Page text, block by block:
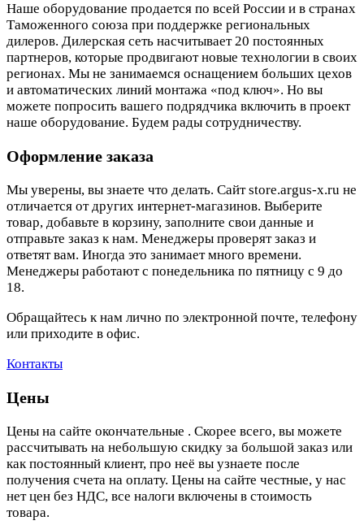
Наше оборудование продается по всей России и в странах
Таможенного союза при поддержке региональных
дилеров. Дилерская сеть насчитывает 20 постоянных
партнеров, которые продвигают новые технологии в своих
регионах. Мы не занимаемся оснащением больших цехов
и автоматических линий монтажа «под ключ». Но вы
можете попросить вашего подрядчика включить в проект
наше оборудование. Будем рады сотрудничеству.
Оформление заказа
Мы уверены, вы знаете что делать. Сайт store.argus-x.ru не
отличается от других интернет-магазинов. Выберите
товар, добавьте в корзину, заполните свои данные и
отправьте заказ к нам. Менеджеры проверят заказ и
ответят вам. Иногда это занимает много времени.
Менеджеры работают с понедельника по пятницу с 9 до
18.
Обращайтесь к нам лично по электронной почте, телефону
или приходите в офис.
Контакты
Цены
Цены на сайте окончательные . Скорее всего, вы можете
рассчитывать на небольшую скидку за большой заказ или
как постоянный клиент, про неё вы узнаете после
получения счета на оплату. Цены на сайте честные, у нас
нет цен без НДС, все налоги включены в стоимость
товара.